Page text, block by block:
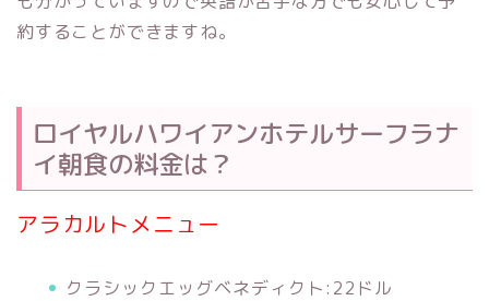
約することができますね。
ロイヤルハワイアンホテルサーフラナ
イ朝食の料金は？
アラカルトメニュー
クラシックエッグベネディクト:22ドル